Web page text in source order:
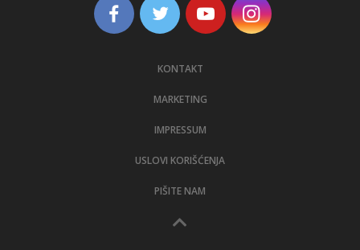
KONTAKT
MARKETING
IMPRESSUM
USLOVI KORIŠĆENJA
PIŠITE NAM